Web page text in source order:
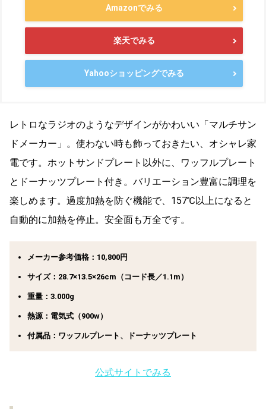
Amazonでみる
楽天でみる
Yahooショッピングでみる
レトロなラジオのようなデザインがかわいい「マルチサン
ドメーカー」。使わない時も飾っておきたい、オシャレ家
電です。ホットサンドプレート以外に、ワッフルプレート
とドーナッツプレート付き。バリエーション豊富に調理を
楽しめます。過度加熱を防ぐ機能で、157℃以上になると
自動的に加熱を停止。安全面も万全です。
メーカー参考価格：10,800円
サイズ：28.7×13.5×26cm（コード長／1.1m）
重量：3.000g
熱源：電気式（900w）
付属品：ワッフルプレート、ドーナッツプレート
公式サイトでみる